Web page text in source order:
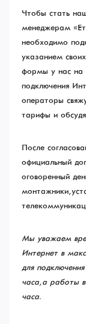
Чтобы стать
менеджерам
необходимо
указанием
формы у нас на
подключения
операторы
тарифы и
После
официальный
оговоренный
монтажники,
Мы уважаем
Интернет в
для
часа, а работы
часа.